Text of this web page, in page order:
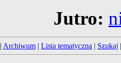
Jutro:
| Archiwum | Lista tematyczna | Szukaj